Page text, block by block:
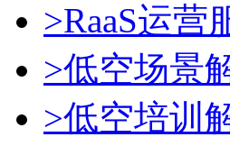
>RaaS运营
>低空场景
>低空培训